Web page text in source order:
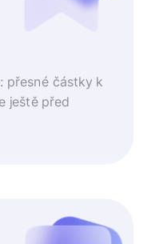
přesné částky k
ještě před